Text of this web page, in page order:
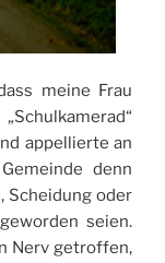
meine Frau
appellierte an
denn
Scheidung oder
seien.
Nerv getroffen,